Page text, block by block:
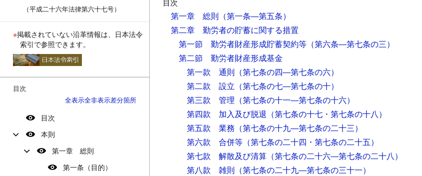
（平成二十六年法律第六十七号）
※掲載されていない沿革情報は、日本法令
索引で参照できます。
目次
全表示全非表示差分箇所
目次
本則
第一章 総則
第一条（目的）
目次
第一章 総則 （第一条―第五条）
第二章 勤労者の貯蓄に関する措置
第一節 勤労者財産形成貯蓄契約等 （第六条―第七条の三）
第二節 勤労者財産形成基金
第一款 通則 （第七条の四―第七条の六）
第二款 設立 （第七条の七―第七条の十）
第三款 管理 （第七条の十一―第七条の十六）
第四款 加入及び脱退 （第七条の十七・第七条の十八）
第五款 業務 （第七条の十九―第七条の二十三）
第六款 合併等 （第七条の二十四・第七条の二十五）
第七款 解散及び清算 （第七条の二十六―第七条の二十八）
第八款 雑則 （第七条の二十九―第七条の三十一）